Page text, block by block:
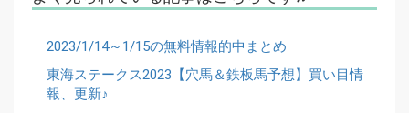
2023/1/14～1/15の無料情報的中まとめ
東海ステークス2023【穴馬＆鉄板馬予想】買い目情
報、更新♪